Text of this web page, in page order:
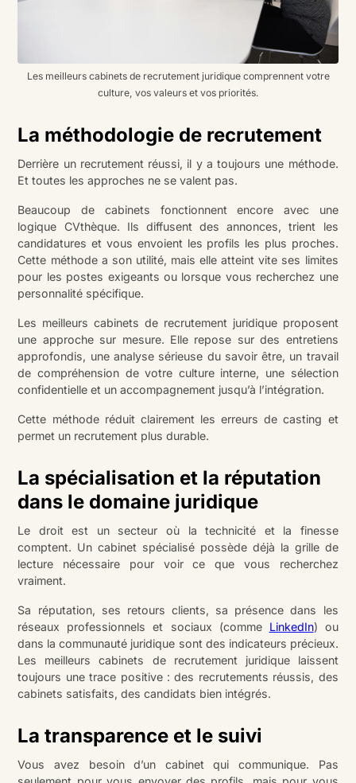
Les meilleurs cabinets de recrutement juridique comprennent votre
culture, vos valeurs et vos priorités.
La méthodologie de recrutement
Derrière un recrutement réussi, il y a toujours une méthode.
Et toutes les approches ne se valent pas.
Beaucoup de cabinets fonctionnent encore avec une
logique CVthèque. Ils diffusent des annonces, trient les
candidatures et vous envoient les profils les plus proches.
Cette méthode a son utilité, mais elle atteint vite ses limites
pour les postes exigeants ou lorsque vous recherchez une
personnalité spécifique.
Les meilleurs cabinets de recrutement juridique proposent
une approche sur mesure. Elle repose sur des entretiens
approfondis, une analyse sérieuse du savoir être, un travail
de compréhension de votre culture interne, une sélection
confidentielle et un accompagnement jusqu’à l’intégration.
Cette méthode réduit clairement les erreurs de casting et
permet un recrutement plus durable.
La spécialisation et la réputation
dans le domaine juridique
Le droit est un secteur où la technicité et la finesse
comptent. Un cabinet spécialisé possède déjà la grille de
lecture nécessaire pour voir ce que vous recherchez
vraiment.
Sa réputation, ses retours clients, sa présence dans les
réseaux professionnels et sociaux (comme LinkedIn) ou
dans la communauté juridique sont des indicateurs précieux.
Les meilleurs cabinets de recrutement juridique laissent
toujours une trace positive : des recrutements réussis, des
cabinets satisfaits, des candidats bien intégrés.
La transparence et le suivi
Vous avez besoin d’un cabinet qui communique. Pas